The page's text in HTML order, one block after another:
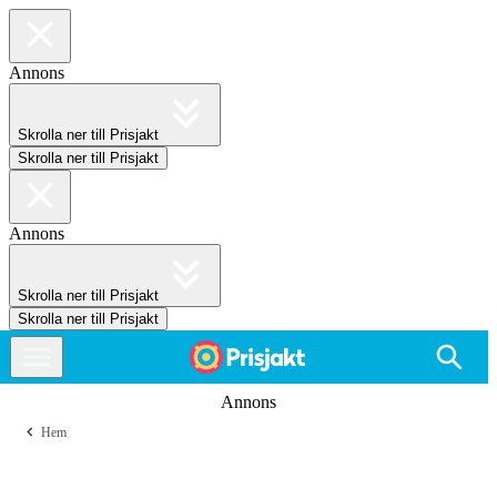
Annons
Skrolla ner till Prisjakt
Skrolla ner till Prisjakt
Annons
Skrolla ner till Prisjakt
Skrolla ner till Prisjakt
Annons
Hem